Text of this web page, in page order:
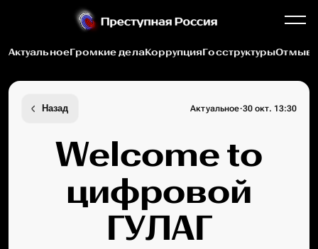
АктуальноеГромкие делаКоррупцияГосструктуры
Назад Актуальное·30 окт. 13:30
Welcome to
цифровой
ГУЛАГ